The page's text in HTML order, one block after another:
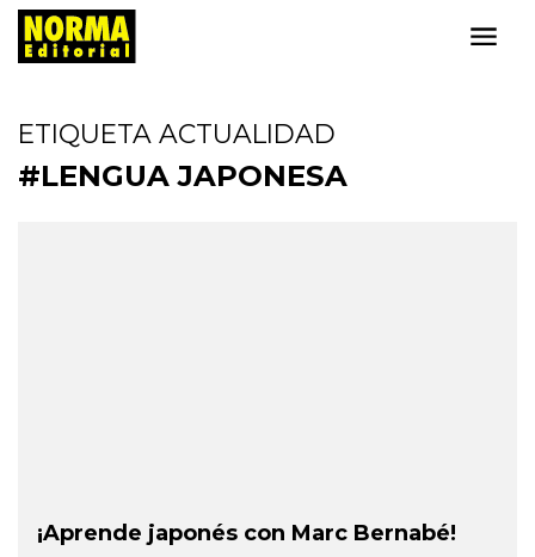
ETIQUETA ACTUALIDAD
#LENGUA JAPONESA
¡Aprende japonés con Marc Bernabé!